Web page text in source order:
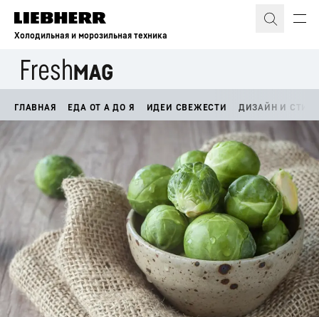
Холодильная и морозильная техника
ГЛАВНАЯ ЕДА ОТ А ДО Я ИДЕИ СВЕЖЕСТИ ДИЗАЙН И